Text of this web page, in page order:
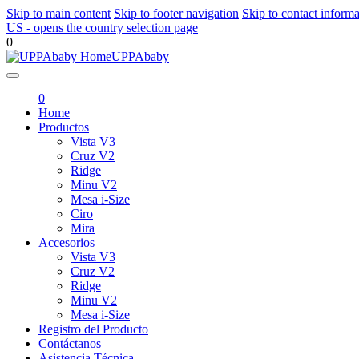
Skip to main content Skip to footer navigation Skip to contact
US - opens the country selection page
0
UPPAbaby
0
Home
Productos
Vista V3
Cruz V2
Ridge
Minu V2
Mesa i-Size
Ciro
Mira
Accesorios
Vista V3
Cruz V2
Ridge
Minu V2
Mesa i-Size
Registro del Producto
Contáctanos